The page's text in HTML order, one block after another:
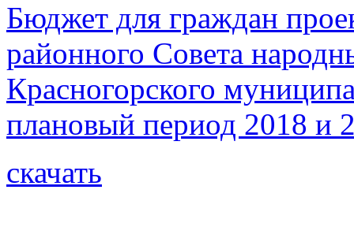
Бюджет для граждан
районного Совета
Красногорского
плановый период 2018 и
скачать